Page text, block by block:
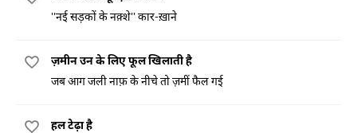
''नई सड़कों के नक़्शे'' कार-ख़ाने
ज़मीन उन के लिए फूल खिलाती है
जब आग जली नाफ़ के नीचे तो ज़मीं फैल गई
हल टेढ़ा है